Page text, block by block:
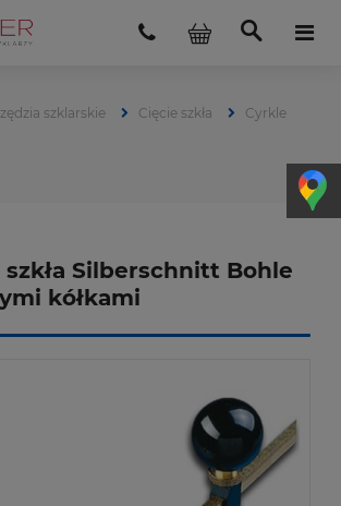
szklarskie Cięcie szkła Cyrkle
Silberschnitt Bohle
kółkami